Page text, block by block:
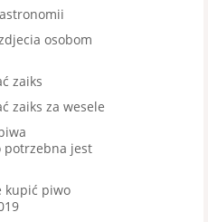
osobom
zaiks
zaiks za wesele
potrzebna jest
kupić piwo